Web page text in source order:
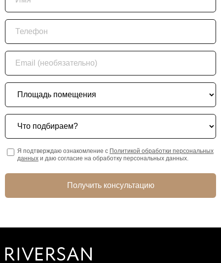
Телефон
Email (необязательно)
Площадь помещения
Что подбираем?
Я подтверждаю ознакомление с Политикой обработки персональных
данных и даю согласие на обработку персональных данных.
Получить консультацию